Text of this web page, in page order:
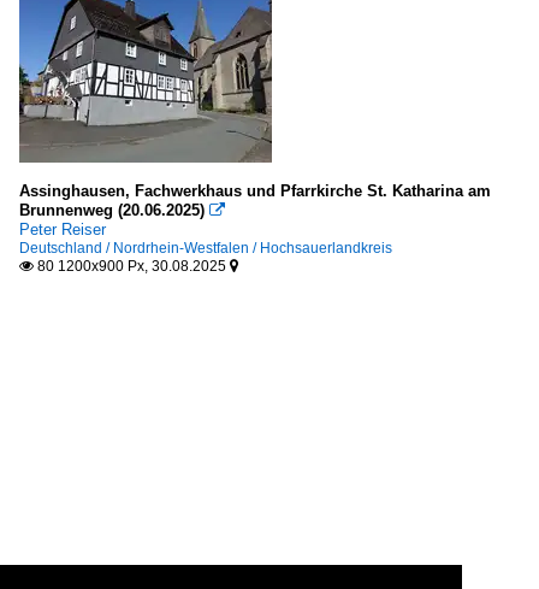
Assinghausen, Fachwerkhaus und Pfarrkirche St. Katharina am
Brunnenweg (20.06.2025) 
Peter Reiser
Deutschland / Nordrhein-Westfalen / Hochsauerlandkreis
 80 1200x900 Px, 30.08.2025 